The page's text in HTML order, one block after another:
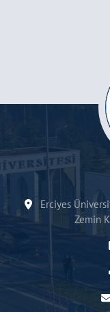
Erciyes
Zemin